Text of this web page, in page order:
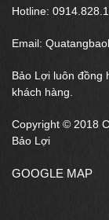
Hotline:
Email:
Bảo Lợi luôn đồng
khách hàng.
Copyright © 2018
Bảo Lợi
GOOGLE MAP